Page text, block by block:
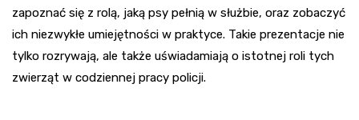
zapoznać się z rolą, jaką psy pełnią w służbie, oraz zobaczyć
ich niezwykłe umiejętności w praktyce. Takie prezentacje nie
tylko rozrywają, ale także uświadamiają o istotnej roli tych
zwierząt w codziennej pracy policji.